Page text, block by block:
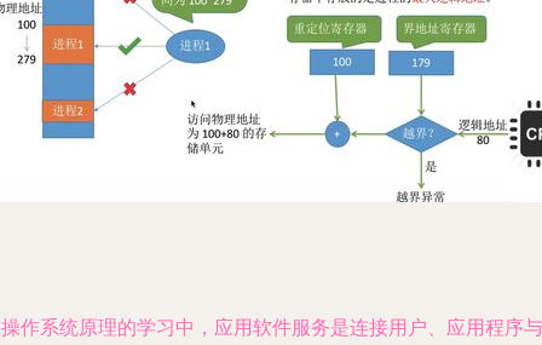
作系统原理的学习中，应用软件服务是连接用户、应用程序与